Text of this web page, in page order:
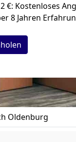
€: Kostenloses
8 Jahren
Oldenburg